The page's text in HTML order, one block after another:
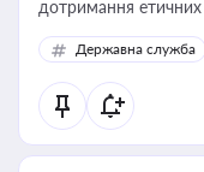
дотримання етичних
Державна служба